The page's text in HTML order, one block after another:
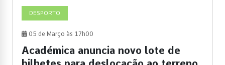
DESPORTO
05 de Março às 17h00
Académica anuncia novo lote de